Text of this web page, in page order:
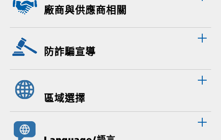
廠商與供應商相關
防詐騙宣導
區域選擇